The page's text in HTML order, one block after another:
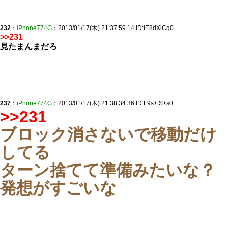
232 ： iPhone774G ：2013/01/17(木) 21:37:59.14 ID:iE8dXiCq0
>>231
見たまんまだろ
237 ： iPhone774G ：2013/01/17(木) 21:38:34.36 ID:F9s+tS+s0
>>231
ブロック消さないで移動だけ
してる
ターン捨てて準備みたいな？
発想がすごいな